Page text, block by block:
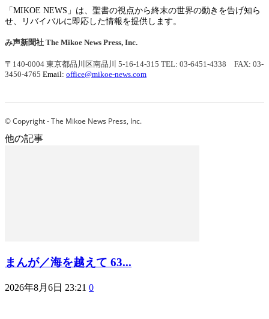
「MIKOE NEWS」は、聖書の視点から終末の世界の動きを告げ知ら
せ、リバイバルに即応した情報を提供します。
み声新聞社 The Mikoe News Press, Inc.
〒140-0004 東京都品川区南品川 5-16-14-315 TEL: 03-6451-4338 FAX: 03-
3450-4765 Email: office@mikoe-news.com
© Copyright - The Mikoe News Press, Inc.
他の記事
まんが／海を越えて 63...
2026年8月6日 23:21 0